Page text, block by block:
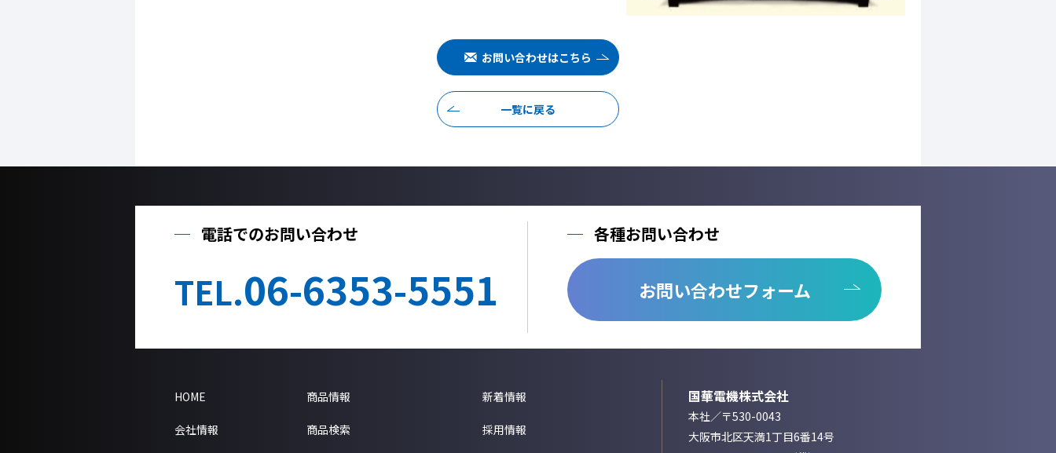
お問い合わせはこちら
一覧に戻る
電話でのお問い合わせ
TEL.06-6353-5551
各種お問い合わせ
お問い合わせフォーム
HOME
会社情報
商品情報
商品検索
新着情報
採用情報
国華電機株式会社
本社／〒530-0043
大阪市北区天満1丁目6番14号